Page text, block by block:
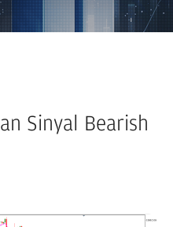
Sinyal Bearish